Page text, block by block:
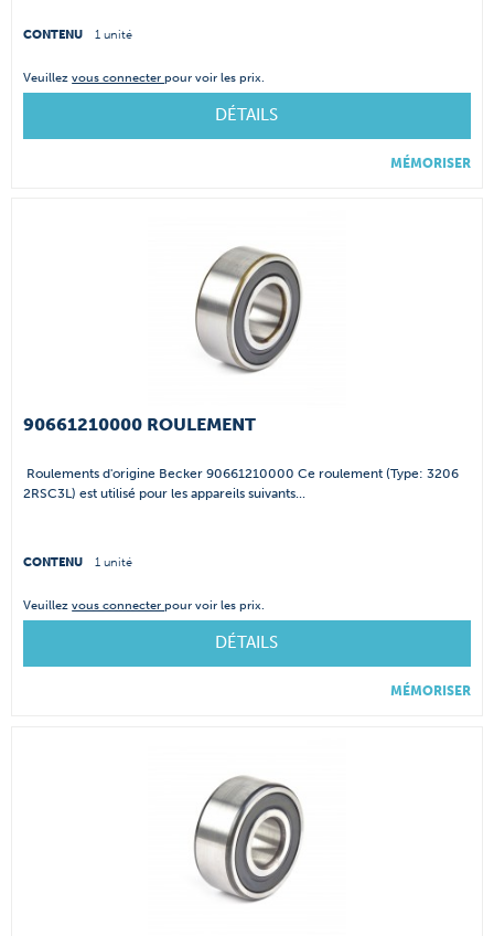
CONTENU 1 unité
Veuillezvous connecterpour voir les prix.
DÉTAILS
MÉMORISER
90661210000 ROULEMENT
Roulements d'origine Becker 90661210000 Ce roulement (Type: 3206
2RSC3L) est utilisé pour les appareils suivants...
CONTENU 1 unité
Veuillezvous connecterpour voir les prix.
DÉTAILS
MÉMORISER